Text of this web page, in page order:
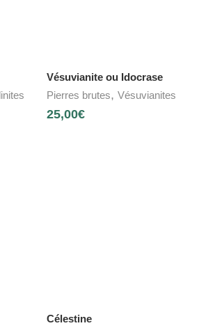
Vésuvianite ou Idocrase
Pierres brutes, Vésuvianites
25,00€
Célestine